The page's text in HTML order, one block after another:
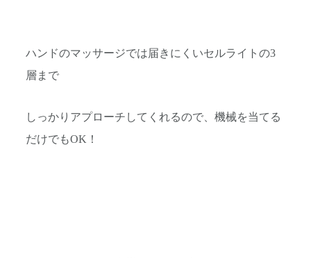
ハンドのマッサージでは届きにくいセルライトの3
層まで
しっかりアプローチしてくれるので、機械を当てる
だけでもOK！